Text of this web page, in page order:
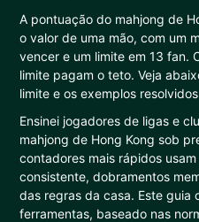
A pontuação do mahjong de
o valor de uma mão, com um
vencer e um limite em 13 fan.
limite pagam o teto. Veja
limite e os exemplos
Ensinei jogadores de ligas e
mahjong de Hong Kong sob
contadores mais rápidos
consistente, dobramentos
das regras da casa. Este guia
ferramentas, baseado nas